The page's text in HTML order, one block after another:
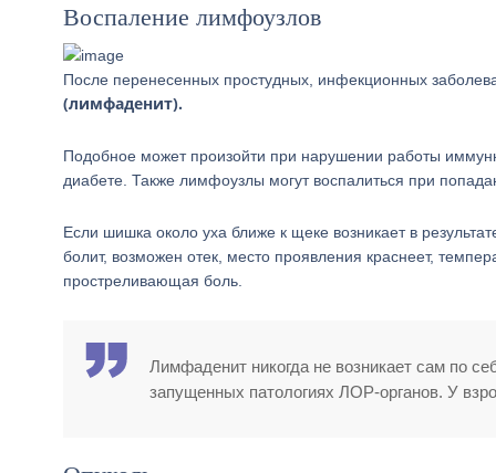
Воспаление лимфоузлов
После перенесенных простудных, инфекционных
(лимфаденит).
Подобное может произойти при нарушении работы
диабете. Также лимфоузлы могут воспалиться при
Если шишка около уха ближе к щеке возникает в
болит, возможен отек, место проявления краснеет,
простреливающая боль.
Лимфаденит никогда не возникает сам по
запущенных патологиях ЛОР-органов. У